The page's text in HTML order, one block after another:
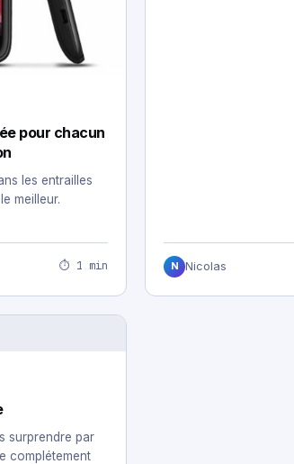
pour chacun
les entrailles
meilleur.
⏱ 1 min N Nicolas
surprendre par
complétement